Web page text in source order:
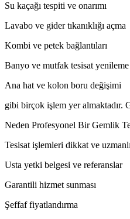
Su kaçağı tespiti ve onarımı
Lavabo ve gider tıkanıklığı açma
Kombi ve petek bağlantıları
Banyo ve mutfak tesisat yenileme
Ana hat ve kolon boru değişimi
gibi birçok işlem yer almaktadır.
Neden Profesyonel Bir Gemlik
Tesisat işlemleri dikkat ve
Usta yetki belgesi ve referanslar
Garantili hizmet sunması
Şeffaf fiyatlandırma